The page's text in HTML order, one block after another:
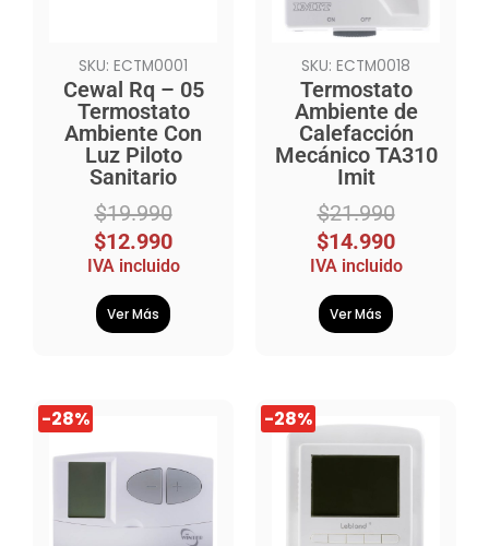
SKU: ECTM0001
Cewal Rq – 05
Termostato
Ambiente Con
Luz Piloto
Sanitario
$19.990
$12.990
IVA incluido
Ver Más
SKU: ECTM0018
Termostato
Ambiente de
Calefacción
Mecánico TA310
Imit
$21.990
$14.990
IVA incluido
Ver Más
-28%
El
precio
original
$45.990.
El
precio
actual
$32.990.
-28%
El
precio
original
$49.990.
El
precio
actual
$35.990.